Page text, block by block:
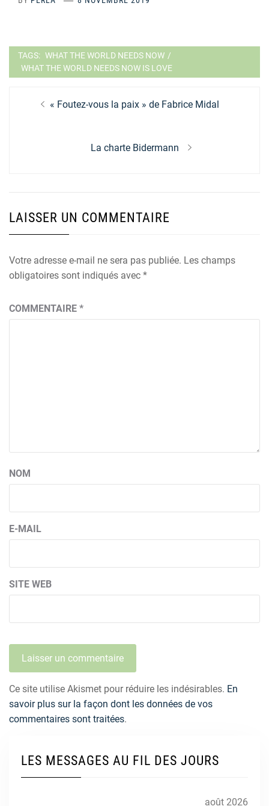
TAGS: WHAT THE WORLD NEEDS NOW /
WHAT THE WORLD NEEDS NOW IS LOVE
Navigation
Previous
« Foutez-vous la paix » de Fabrice Midal
Next
La charte Bidermann
LAISSER UN COMMENTAIRE
Votre adresse e-mail ne sera pas publiée. Les champs
obligatoires sont indiqués avec *
COMMENTAIRE *
NOM
E-MAIL
SITE WEB
Ce site utilise Akismet pour réduire les indésirables. En
savoir plus sur la façon dont les données de vos
commentaires sont traitées.
LES MESSAGES AU FIL DES JOURS
août 2026